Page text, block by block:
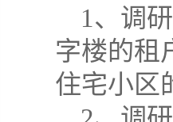
1、 调
字楼的租
住宅小区